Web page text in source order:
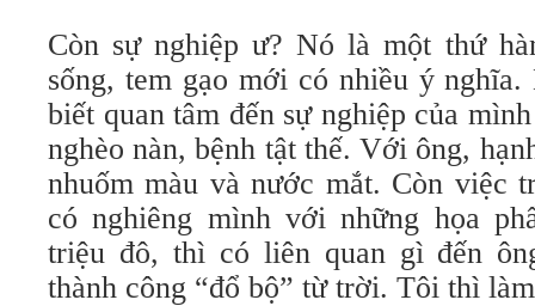
Còn sự nghiệp ư? Nó là một thứ
sống, tem gạo mới có nhiều ý
biết quan tâm đến sự nghiệp của
nghèo nàn, bệnh tật thế. Với ông,
nhuốm màu và nước mắt. Còn việc
có nghiêng mình với những họa
triệu đô, thì có liên quan gì đến
thành công “đổ bộ” từ trời. Tôi thì